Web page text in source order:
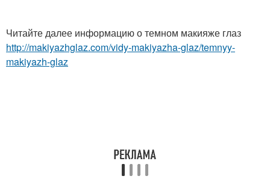
Читайте далее информацию о темном макияже глаз
http://makiyazhglaz.com/vidy-makiyazha-glaz/temnyy-
makiyazh-glaz